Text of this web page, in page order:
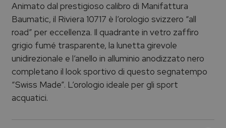
Animato dal prestigioso calibro di Manifattura
Baumatic, il Riviera 10717 è l’orologio svizzero “all
road” per eccellenza. Il quadrante in vetro zaffiro
grigio fumé trasparente, la lunetta girevole
unidirezionale e l’anello in alluminio anodizzato nero
completano il look sportivo di questo segnatempo
“Swiss Made”. L’orologio ideale per gli sport
acquatici.